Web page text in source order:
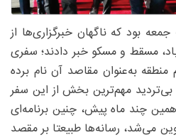
بود که ناگهان خبرگزاری‌ها از
مسقط و مسکو خبر دادند؛ سفری
به‌عنوان مقاصد آن نام برده
مهم‌ترین بخش از این سفر
همین چند ماه پیش، چنین برنامه‌ای
می‌شد، رسانه‌ها طبیعتا بر مقصد